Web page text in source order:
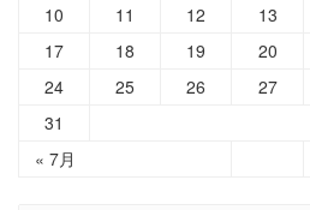
« 7月
10
11 12 13
17
18 19 20
24
25 26 27
31